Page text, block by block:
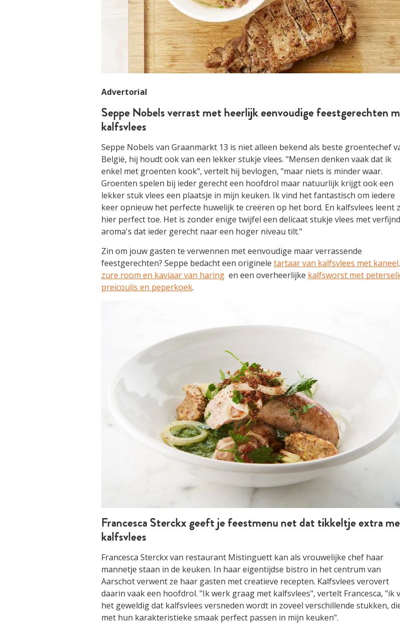
Advertorial
Seppe Nobels verrast met heerlijk eenvoudige feestgerechten
kalfsvlees
Seppe Nobels van Graanmarkt 13 is niet alleen bekend als beste groentechef
België, hij houdt ook van een lekker stukje vlees. "Mensen denken vaak dat ik
enkel met groenten kook", vertelt hij bevlogen, "maar niets is minder waar.
Groenten spelen bij ieder gerecht een hoofdrol maar natuurlijk krijgt ook een
lekker stuk vlees een plaatsje in mijn keuken. Ik vind het fantastisch om iedere
keer opnieuw het perfecte huwelijk te creëren op het bord. En kalfsvlees leent
hier perfect toe. Het is zonder enige twijfel een delicaat stukje vlees met
aroma's dat ieder gerecht naar een hoger niveau tilt."
Zin om jouw gasten te verwennen met eenvoudige maar verrassende
feestgerechten? Seppe bedacht een originele tartaar van kalfsvlees met kaneel,
zure room en kaviaar van haring en een overheerlijke kalfsworst met
preicoulis en peperkoek.
Francesca Sterckx geeft je feestmenu net dat tikkeltje extra
kalfsvlees
Francesca Sterckx van restaurant Mistinguett kan als vrouwelijke chef haar
mannetje staan in de keuken. In haar eigentijdse bistro in het centrum van
Aarschot verwent ze haar gasten met creatieve recepten. Kalfsvlees verovert
daarin vaak een hoofdrol. "Ik werk graag met kalfsvlees", vertelt Francesca, "ik
het geweldig dat kalfsvlees versneden wordt in zoveel verschillende stukken,
met hun karakteristieke smaak perfect passen in mijn keuken".